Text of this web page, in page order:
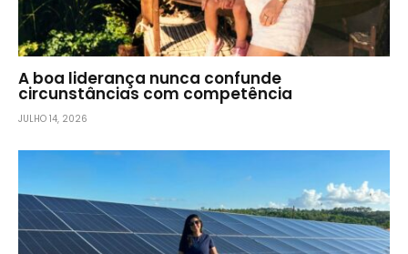
A boa liderança nunca confunde
circunstâncias com competência
JULHO 14, 2026